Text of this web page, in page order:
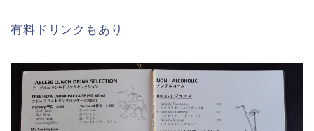
有料ドリンクもあり